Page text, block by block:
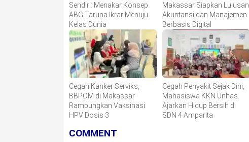
Sendiri: Menakar Konsep
ABG Taruna Ikrar Menuju
Kelas Dunia
Makassar Siapkan Lulusan
Akuntansi dan Manajemen
Berbasis Digital
Cegah Kanker Serviks,
BBPOM di Makassar
Rampungkan Vaksinasi
HPV Dosis 3
Cegah Penyakit Sejak Dini,
Mahasiswa KKN Unhas
Ajarkan Hidup Bersih di
SDN 4 Amparita
COMMENT